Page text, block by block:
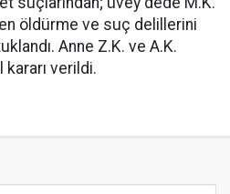
öldürme ve suç delillerini
Anne Z.K. ve A.K.
kararı verildi.